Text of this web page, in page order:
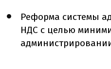
Реформа системы
НДС с целью